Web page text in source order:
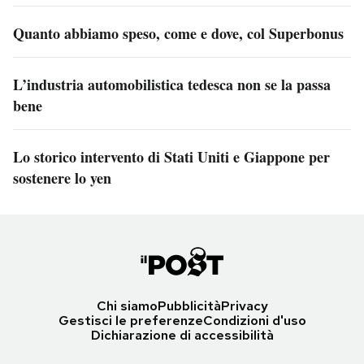
Quanto abbiamo speso, come e dove, col Superbonus
L’industria automobilistica tedesca non se la passa
bene
Lo storico intervento di Stati Uniti e Giappone per
sostenere lo yen
Chi siamoPubblicitàPrivacy
Gestisci le preferenzeCondizioni d'uso
Dichiarazione di accessibilità